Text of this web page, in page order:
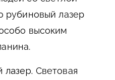
рубиновый лазер
высоким
лазер. Световая